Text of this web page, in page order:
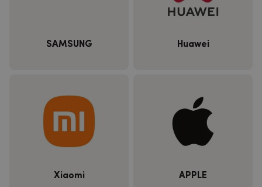
SAMSUNG Huawei
Xiaomi APPLE